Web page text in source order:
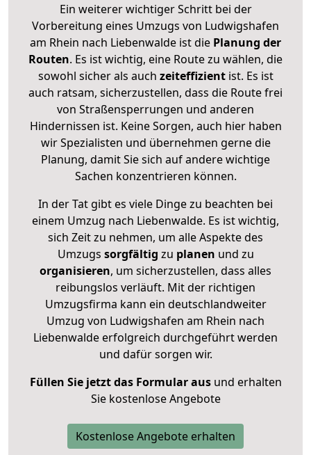
Ein weiterer wichtiger Schritt bei der
Vorbereitung eines Umzugs von Ludwigshafen
am Rhein nach Liebenwalde ist die Planung der
Routen. Es ist wichtig, eine Route zu wählen, die
sowohl sicher als auch zeiteffizientist. Es ist
auch ratsam, sicherzustellen, dass die Route frei
von Straßensperrungen und anderen
Hindernissen ist. Keine Sorgen, auch hier haben
wir Spezialisten und übernehmen gerne die
Planung, damit Sie sich auf andere wichtige
Sachen konzentrieren können.
In der Tat gibt es viele Dinge zu beachten bei
einem Umzug nach Liebenwalde. Es ist wichtig,
sich Zeit zu nehmen, um alle Aspekte des
Umzugs sorgfältig zu planen und zu
organisieren, um sicherzustellen, dass alles
reibungslos verläuft. Mit der richtigen
Umzugsfirma kann ein deutschlandweiter
Umzug von Ludwigshafen am Rhein nach
Liebenwalde erfolgreich durchgeführt werden
und dafür sorgen wir.
Füllen Sie jetzt das Formular ausund erhalten
Sie kostenlose Angebote
Kostenlose Angebote erhalten